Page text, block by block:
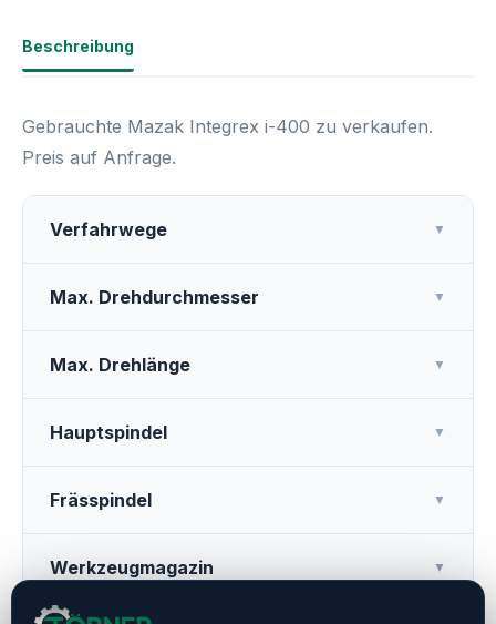
Beschreibung
Gebrauchte Mazak Integrex i-400 zu verkaufen.
Preis auf Anfrage.
Verfahrwege ▼
Max. Drehdurchmesser ▼
Max. Drehlänge ▼
Hauptspindel ▼
Frässpindel ▼
Werkzeugmagazin ▼